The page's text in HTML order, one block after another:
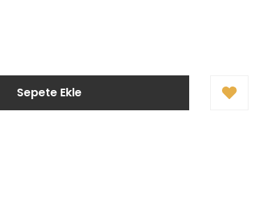
Sepete Ekle